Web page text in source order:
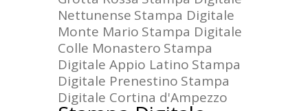
Nettunense Stampa Digitale
Monte Mario Stampa Digitale
Colle Monastero Stampa
Digitale Appio Latino Stampa
Digitale Prenestino Stampa
Digitale Cortina d'Ampezzo